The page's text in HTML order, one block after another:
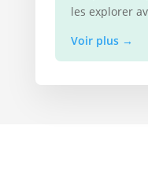
les explorer
Voir plus →